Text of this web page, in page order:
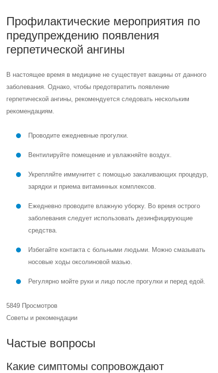
Профилактические мероприятия по
предупреждению появления
герпетической ангины
В настоящее время в медицине не существует вакцины от данного
заболевания. Однако, чтобы предотвратить появление
герпетической ангины, рекомендуется следовать нескольким
рекомендациям.
Проводите ежедневные прогулки.
Вентилируйте помещение и увлажняйте воздух.
Укрепляйте иммунитет с помощью закаливающих процедур,
зарядки и приема витаминных комплексов.
Ежедневно проводите влажную уборку. Во время острого
заболевания следует использовать дезинфицирующие
средства.
Избегайте контакта с больными людьми. Можно смазывать
носовые ходы оксолиновой мазью.
Регулярно мойте руки и лицо после прогулки и перед едой.
5849 Просмотров
Советы и рекомендации
Частые вопросы
Какие симптомы сопровождают